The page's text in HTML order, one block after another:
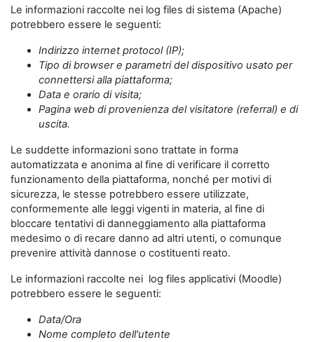
Le informazioni raccolte nei log files di sistema (Apache)
potrebbero essere le seguenti:
Indirizzo internet protocol (IP);
Tipo di browser e parametri del dispositivo usato per
connettersi alla piattaforma;
Data e orario di visita;
Pagina web di provenienza del visitatore (referral) e di
uscita.
Le suddette informazioni sono trattate in forma
automatizzata e anonima al fine di verificare il corretto
funzionamento della piattaforma, nonché per motivi di
sicurezza, le stesse potrebbero essere utilizzate,
conformemente alle leggi vigenti in materia, al fine di
bloccare tentativi di danneggiamento alla piattaforma
medesimo o di recare danno ad altri utenti, o comunque
prevenire attività dannose o costituenti reato.
Le informazioni raccolte nei log files applicativi (Moodle)
potrebbero essere le seguenti:
Data/Ora
Nome completo dell'utente